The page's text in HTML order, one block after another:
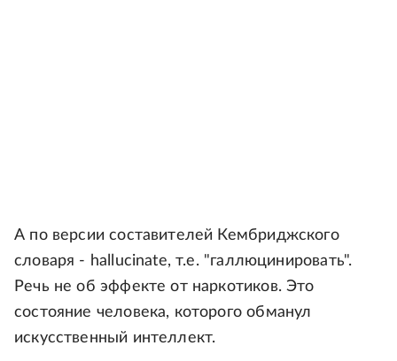
А по версии составителей Кембриджского
словаря - hallucinate, т.е. "галлюцинировать".
Речь не об эффекте от наркотиков. Это
состояние человека, которого обманул
искусственный интеллект.